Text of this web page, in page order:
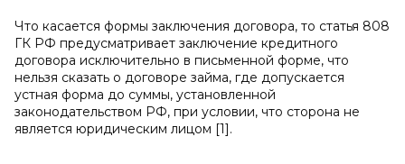
Что касается формы заключения договора, то статья 808
ГК РФ предусматривает заключение кредитного
договора исключительно в письменной форме, что
нельзя сказать о договоре займа, где допускается
устная форма до суммы, установленной
законодательством РФ, при условии, что сторона не
является юридическим лицом [1].